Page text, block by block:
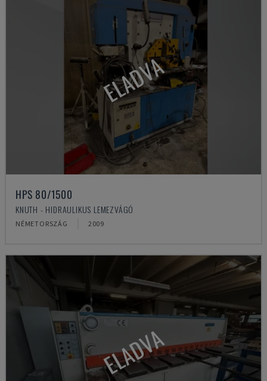
ELADVA
HPS 80/1500
KNUTH - HIDRAULIKUS LEMEZVÁGÓ
NÉMETORSZÁG 2009
ELADVA